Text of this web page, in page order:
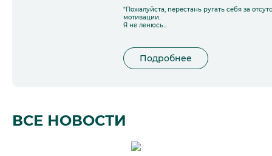
"Пожалуйста, перестань ругать себя за
мотивации.
Я не ленюсь...
Подробнее
ВСЕ НОВОСТИ